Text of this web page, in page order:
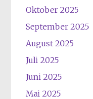
Oktober 2025
September 2025
August 2025
Juli 2025
Juni 2025
Mai 2025